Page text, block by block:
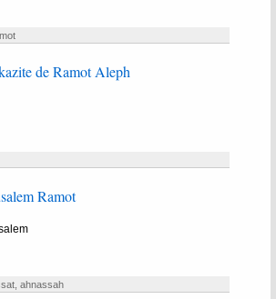
de Ramot Aleph
Ramot
, ahnassah